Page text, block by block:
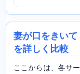
妻が口をきい
を詳しく比較
ここからは、各サ